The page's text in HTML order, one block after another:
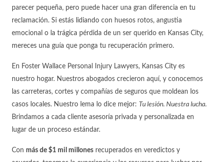
parecer pequeña, pero puede hacer una gran diferencia en tu
reclamación. Si estás lidiando con huesos rotos, angustia
emocional o la trágica pérdida de un ser querido en Kansas City,
mereces una guía que ponga tu recuperación primero.
En Foster Wallace Personal Injury Lawyers, Kansas City es
nuestro hogar. Nuestros abogados crecieron aquí, y conocemos
las carreteras, cortes y compañías de seguros que moldean los
casos locales. Nuestro lema lo dice mejor: Tu lesión. Nuestra lucha.
Brindamos a cada cliente asesoría privada y personalizada en
lugar de un proceso estándar.
Con más de $1 mil millones recuperados en veredictos y